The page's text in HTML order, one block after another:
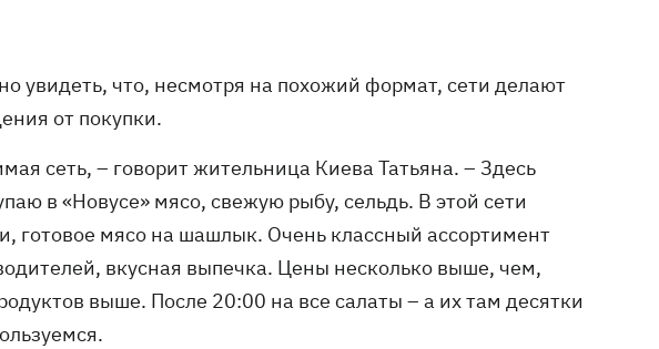
увидеть, что, несмотря на похожий формат, сети делают
от покупки.
сеть, – говорит жительница Киева Татьяна. – Здесь
в «Новусе» мясо, свежую рыбу, сельдь. В этой сети
готовое мясо на шашлык. Очень классный ассортимент
вкусная выпечка. Цены несколько выше, чем,
выше. После 20:00 на все салаты – а их там десятки